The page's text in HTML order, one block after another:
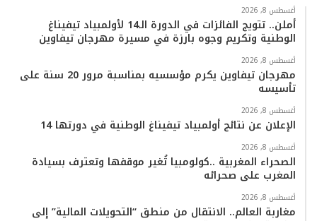
و
ك
ر
و
ب
ق
ر
م
o
k
ا
ب
أغسطس 8, 2026
أملن.. تتويج الفائزات في الدورة الـ14 لأولمبياد تيفيناغ
الوطنية وتكريم وجوه بارزة في مسيرة مهرجان تيفاوين
أغسطس 8, 2026
مهرجان تيفاوين يكرم مؤسسيه بمناسبة مرور 20 سنة على
تأسيسه
أغسطس 8, 2026
الإعلان عن نتائج أولمبياد تيفيناغ الوطنية في دورتها 14
أغسطس 8, 2026
الصحراء المغربية ..كولومبيا تُغير موقفها وتعترف بسيادة
المغرب على صحرائه
أغسطس 8, 2026
مغاربة العالم.. الانتقال من منطق “التحويلات المالية” إلى